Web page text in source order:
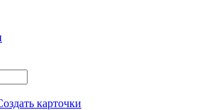
карточки